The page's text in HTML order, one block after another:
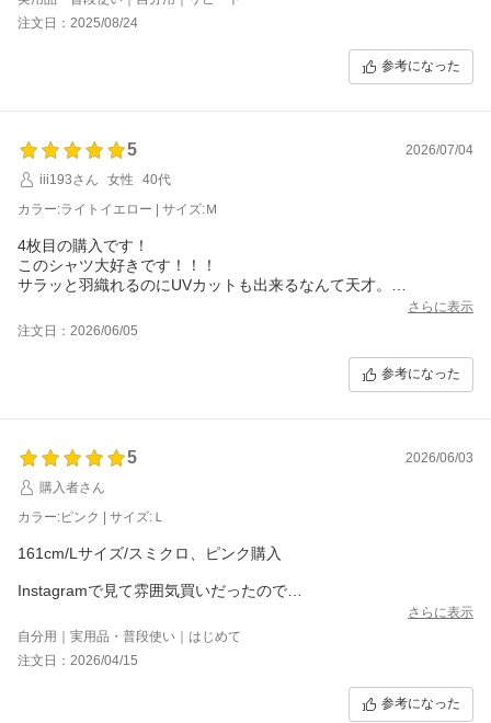
また他の色も買い足しそうです&#9825;
注文日：2025/08/24
参考になった
5
2026/07/04
iii193さん
女性
40代
カラー:ライトイエロー | サイズ:Ｍ
4枚目の購入です！
このシャツ大好きです！！！
サラッと羽織れるのにUVカットも出来るなんて天才。
汗っかきなので夏場の汗ジミすごく気にして購入するんですが、
こちらはブルークリームベージュ持ってますが汗だくだくにかい
ても流れるような滝汗でも汗ベッチョリで張り付くこともない
し、汗濡れでの色変わりもそんなになく本当に重宝しています。
今回購入した黄色も、真夏の釜山であちこち歩き回って滝汗にな
さらに表示
注文日：2026/06/05
参考になった
5
2026/06/03
購入者さん
カラー:ピンク | サイズ:Ｌ
161cm/Lサイズ/スミクロ、ピンク購入
Instagramで見て雰囲気買いだったので
生地が柔らかく
肌あたりが本当に気持ちよい
さらに表示
自分用｜実用品・普段使い｜はじめて
注文日：2026/04/15
参考になった